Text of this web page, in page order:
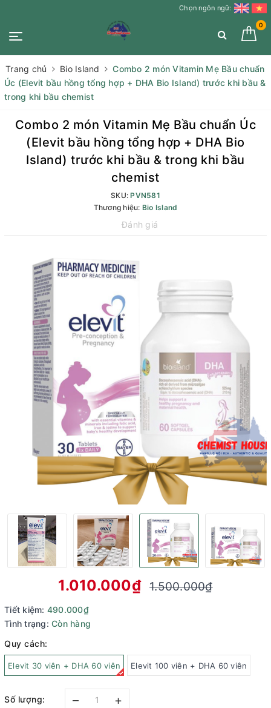
Chọn ngôn ngữ:
0
Trang chủ Bio Island
Combo 2 món Vitamin Mẹ Bầu chuẩn
Úc (Elevit bầu hồng tổng hợp + DHA Bio Island) trước khi bầu &
trong khi bầu chemist
Combo 2 món Vitamin Mẹ Bầu chuẩn Úc
(Elevit bầu hồng tổng hợp + DHA Bio
Island) trước khi bầu & trong khi bầu
chemist
SKU:PVN581
Thương hiệu: Bio Island
Đánh giá
1.010.000₫ 1.500.000₫
Tiết kiệm: 490.000₫
Tình trạng: Còn hàng
Quy cách:
Elevit 30 viên + DHA 60 viên Elevit 100 viên + DHA 60 viên
Số lượng: – +